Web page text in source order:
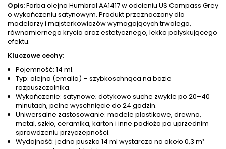
Opis:Farba olejna Humbrol AA1417 w odcieniu US Compass Grey
o wykończeniu satynowym. Produkt przeznaczony dla
modelarzy i majsterkowiczów wymagających trwałego,
równomiernego krycia oraz estetycznego, lekko połyskującego
efektu.
Kluczowe cechy:
Pojemność: 14 ml.
Typ: olejna (emalia) – szybkoschnąca na bazie
rozpuszczalnika.
Wykończenie: satynowe; dotykowo suche zwykle po 20–40
minutach, pełne wyschnięcie do 24 godzin.
Uniwersalne zastosowanie: modele plastikowe, drewno,
metal, szkło, ceramika, karton i inne podłoża po uprzednim
sprawdzeniu przyczepności.
Wydajność: jedna puszka 14 ml wystarcza na około 0,3 m²